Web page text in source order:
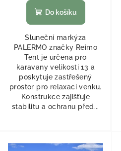
Do košíku
Sluneční markýza
PALERMO značky Reimo
Tent je určena pro
karavany velikosti 13 a
poskytuje zastřešený
prostor pro relaxaci venku.
Konstrukce zajišťuje
stabilitu a ochranu před...